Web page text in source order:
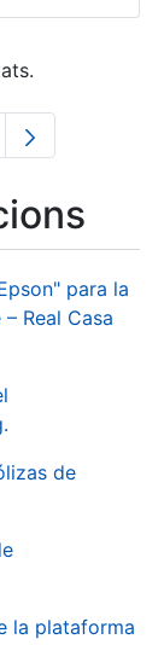
intermèdies
para la
Real Casa
de
la plataforma